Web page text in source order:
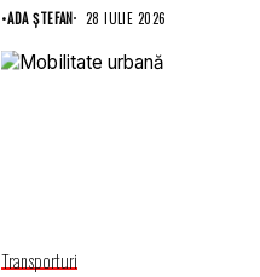
•ADA ȘTEFAN 28 IULIE 2026
Transporturi